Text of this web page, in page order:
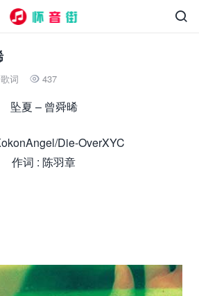

词  437
坠夏 – 曾舜晞
Die-OverXYC
作词 : 陈羽章